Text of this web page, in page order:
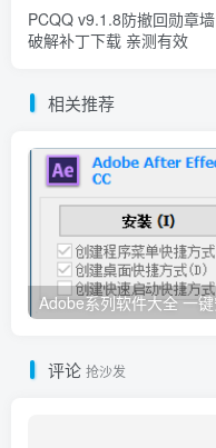
PCQQ v9.1.8防撤回勋章墙
破解补丁下载 亲测有效
相关推荐
评论 抢沙发